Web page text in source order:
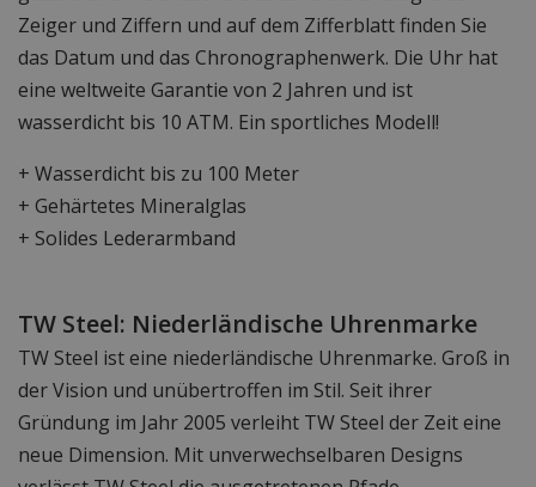
Zeiger und Ziffern und auf dem Zifferblatt finden Sie
das Datum und das Chronographenwerk. Die Uhr hat
eine weltweite Garantie von 2 Jahren und ist
wasserdicht bis 10 ATM. Ein sportliches Modell!
+ Wasserdicht bis zu 100 Meter
+ Gehärtetes Mineralglas
+ Solides Lederarmband
TW Steel: Niederländische Uhrenmarke
TW Steel ist eine niederländische Uhrenmarke. Groß in
der Vision und unübertroffen im Stil. Seit ihrer
Gründung im Jahr 2005 verleiht TW Steel der Zeit eine
neue Dimension. Mit unverwechselbaren Designs